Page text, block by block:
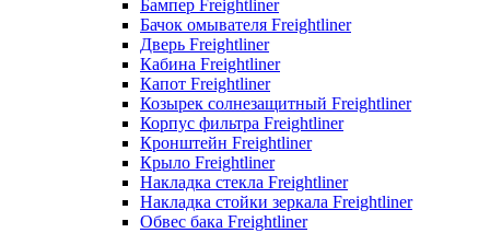
Бампер Freightliner
Бачок омывателя Freightliner
Дверь Freightliner
Кабина Freightliner
Капот Freightliner
Козырек солнезащитный Freightliner
Корпус фильтра Freightliner
Кронштейн Freightliner
Крыло Freightliner
Накладка стекла Freightliner
Накладка стойки зеркала Freightliner
Обвес бака Freightliner